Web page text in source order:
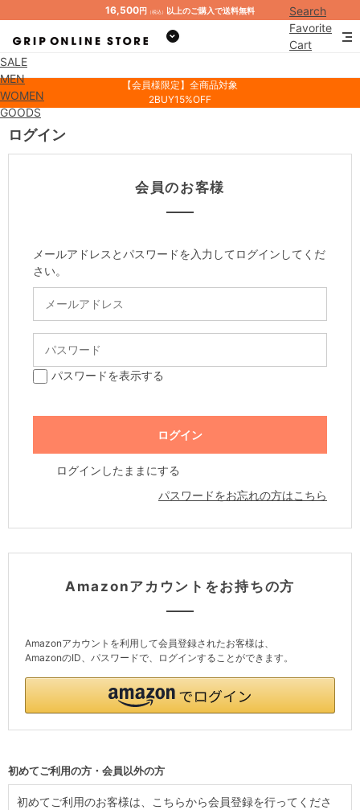
16,500円 （税込） 以上のご購入で送料無料
Search
Favorite
Cart
SALE
MEN
WOMEN
GOODS
【会員様限定】全商品対象
2BUY15%OFF
ログイン
会員のお客様
メールアドレスとパスワードを入力してログインしてくだ
さい。
パスワードを表示する
ログインしたままにする
パスワードをお忘れの方はこちら
Amazonアカウントをお持ちの方
Amazonアカウントを利用して会員登録されたお客様は、
AmazonのID、パスワードで、ログインすることができます。
初めてご利用の方・会員以外の方
初めてご利用のお客様は、こちらから会員登録を行ってくださ